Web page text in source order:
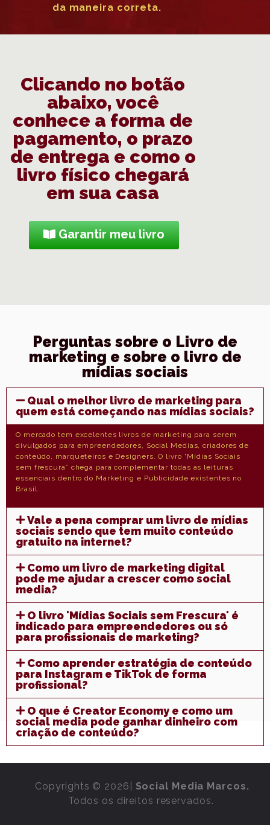
da maneira correta.
Clicando no botão
abaixo, você
conhece a forma de
pagamento, o prazo
de entrega e como o
livro físico chegará
em sua casa
Garantir meu livro
Perguntas sobre o Livro de
marketing e sobre o livro de
mídias sociais
Qual o melhor livro de marketing para
quem está começando nas mídias sociais?
O mercado tem excelentes livros de marketing para serem
divulgados para empreendedores, Social Medias, criadores de
conteúdo, marqueteiros e Designers. O livro “Mídias Sociais
sem frescura” chega para complementar todas as leituras
essenciais dentro do Marketing e Publicidade existentes no
Brasil.
Vale a pena comprar um livro de mídias
sociais sendo que tem muito conteúdo
gratuito na internet?
Como um livro de marketing digital
pode me ajudar a crescer como social
media?
O livro 'Mídias Sociais sem Frescura' é
indicado para empreendedores ou só
para profissionais de marketing?
Como aprender estratégia de conteúdo
para Instagram e TikTok de forma
profissional?
O que é Creator Economy e como um
social media pode ganhar dinheiro com
criação de conteúdo?
Copyrights © 2026| Social Media Marcos.
Todos os direitos reservados.